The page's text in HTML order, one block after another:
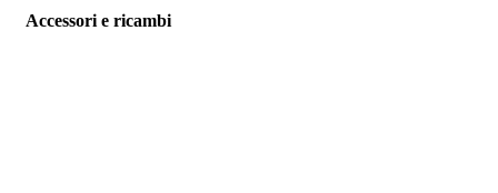
Accessori e ricambi